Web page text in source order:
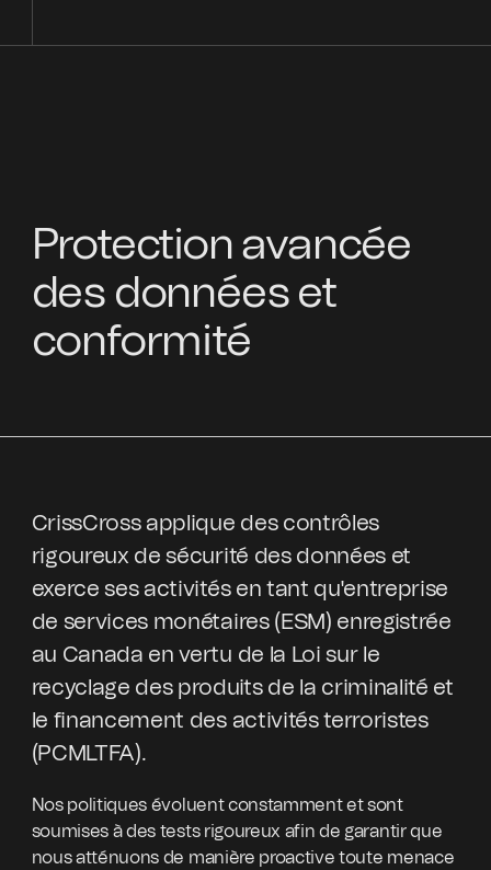
Protection avancée
des données et
conformité
CrissCross applique des contrôles
rigoureux de sécurité des données et
exerce ses activités en tant qu'entreprise
de services monétaires (ESM) enregistrée
au Canada en vertu de la Loi sur le
recyclage des produits de la criminalité et
le financement des activités terroristes
(PCMLTFA).
Nos politiques évoluent constamment et sont
soumises à des tests rigoureux afin de garantir que
nous atténuons de manière proactive toute menace